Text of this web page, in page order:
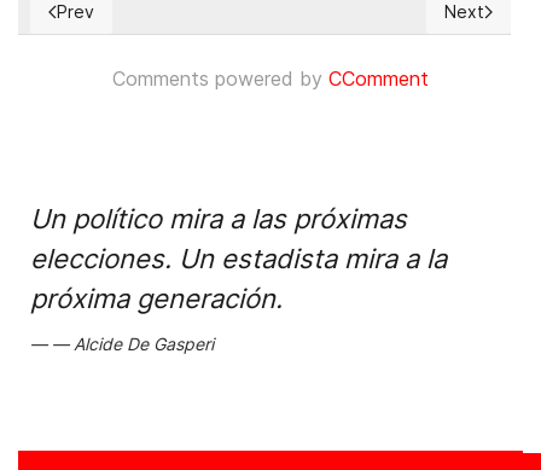
Previous article: Jornaleros 'semiesclavizados’ en México
Prev Next
Next
Comments powered by CComment
Un político mira a las próximas
elecciones. Un estadista mira a la
próxima generación.
Alcide De Gasperi